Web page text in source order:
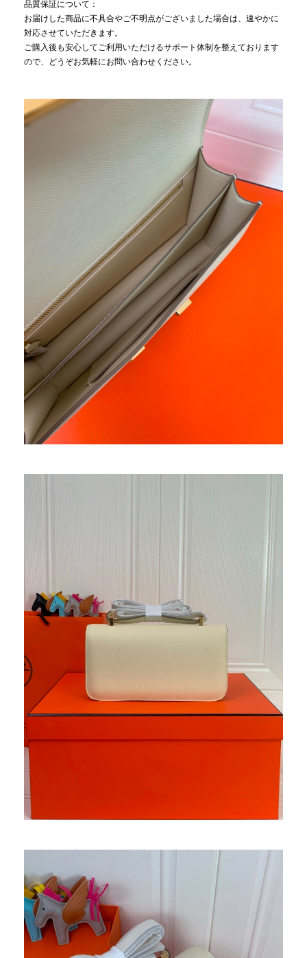
品質保証について：
お届けした商品に不具合やご不明点がございました場合は、速やかに
対応させていただきます。
ご購入後も安心してご利用いただけるサポート体制を整えております
ので、どうぞお気軽にお問い合わせください。